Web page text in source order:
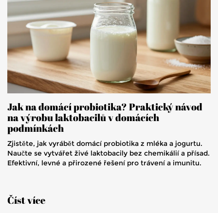
Jak na domácí probiotika? Praktický návod
na výrobu laktobacilů v domácích
podmínkách
Zjistěte, jak vyrábět domácí probiotika z mléka a jogurtu.
Naučte se vytvářet živé laktobacily bez chemikálií a přísad.
Efektivní, levné a přirozené řešení pro trávení a imunitu.
Číst více